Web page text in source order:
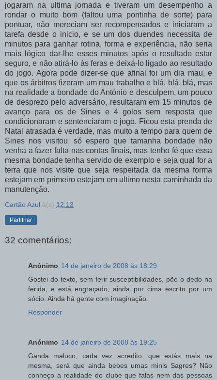
jogaram na ultima jornada e tiveram um desempenho a
rondar o muito bom (faltou uma pontinha de sorte) para
pontuar, não mereciam ser recompensados e iniciaram a
tarefa desde o inicio, e se um dos duendes necessita de
minutos para ganhar rotina, forma e experiência, não seria
mais lógico dar-lhe esses minutos após o resultado estar
seguro, e não atirá-lo ás feras e deixá-lo ligado ao resultado
do jogo. Agora pode dizer-se que afinal foi um dia mau, e
que os árbitros fizeram um mau trabalho e blá, blá, blá, mas
na realidade a bondade do António e desculpem, um pouco
de desprezo pelo adversário, resultaram em 15 minutos de
avanço para os de Sines e 4 golos sem resposta que
condicionaram e sentenciaram o jogo. Ficou esta prenda de
Natal atrasada é verdade, mas muito a tempo para quem de
Sines nos visitou, só espero que tamanha bondade não
venha a fazer falta nas contas finais, mas tenho fé que essa
mesma bondade tenha servido de exemplo e seja qual for a
terra que nos visite que seja respeitada da mesma forma
estejam em primeiro estejam em ultimo nesta caminhada da
manutenção.
Cartão Azul à(s) 12:13
Partilhar
32 comentários:
Anónimo 14 de janeiro de 2008 às 18:29
Gostei do texto, sem ferir susceptibilidades, põe o dedo na
ferida, e está engraçado, ainda por cima escrito por um
sócio. Ainda há gente com imaginação.
Responder
Anónimo 14 de janeiro de 2008 às 19:25
Ganda maluco, cada vez acredito, que estás mais na
mesma, será que ainda bebes umas minis Sagres? Não
conheço a realidade do clube que falas nem das pessoas